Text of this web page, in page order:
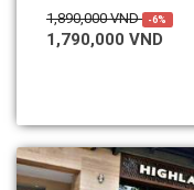
1,890,000 VND -6%
1,790,000 VND